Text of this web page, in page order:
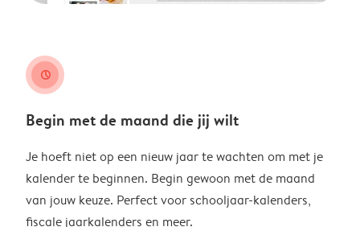
clock
Begin met de maand die jij wilt
Je hoeft niet op een nieuw jaar te wachten om met je
kalender te beginnen. Begin gewoon met de maand
van jouw keuze. Perfect voor schooljaar-kalenders,
fiscale jaarkalenders en meer.